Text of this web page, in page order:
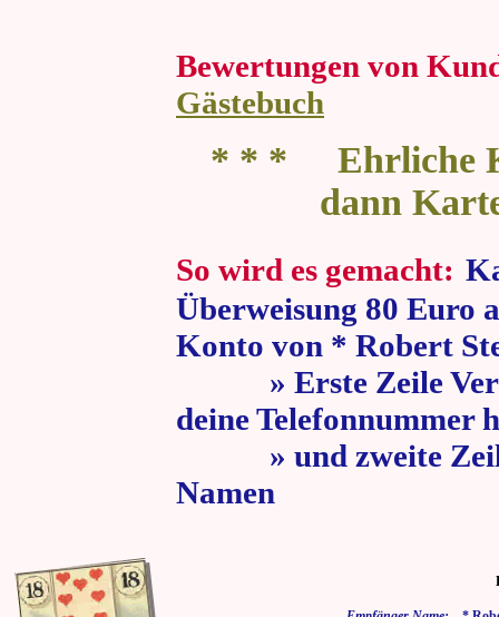
Bewertungen von
Gästebuch
* * * Ehrliche
dann
So wird es gemacht:
Überweisung 80 Euro
Konto von * Robert
» Erste Zeile
deine Telefonnummer
» und zweite Zeile
Namen